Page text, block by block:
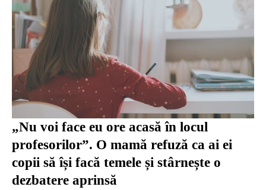
„Nu voi face eu ore acasă în locul
profesorilor”. O mamă refuză ca ai ei
copii să își facă temele și stârnește o
dezbatere aprinsă